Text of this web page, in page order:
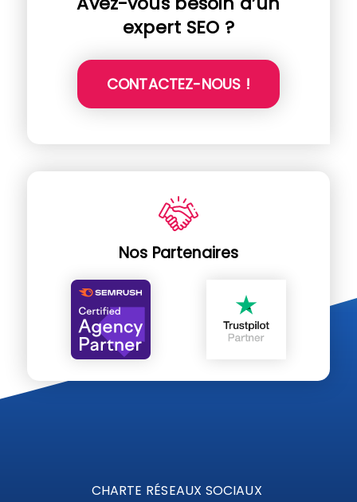
expert SEO ?
CONTACTEZ-NOUS !
Nos Partenaires
CHARTE RÉSEAUX SOCIAUX